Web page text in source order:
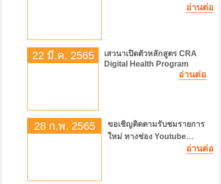
จัดการด้านการเงินเพื่อความ
Agreement seminar:
Unleash access of
unattainable medicines)
อ่านต่อ
22 มี.ค. 2565
เสวนาเปิดตัวหลักสูตร CRA
Digital Health Program
อ่านต่อ
28 ก.พ. 2565
ขอเชิญติดตามรับชมรายการ
ใหม่ ทางช่อง Youtube
ChulabhornChannel "CRA
อ่านต่อ